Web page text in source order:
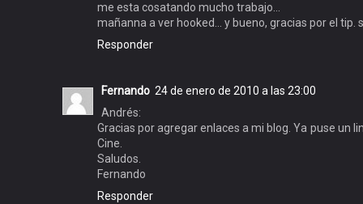
me esta cosatando mucho trabajo...
mañanna a ver hooked... y bueno, gracias por el tip.
Responder
Fernando 24 de enero de 2010 a las 23:00
Andrés:
Gracias por agregar enlaces a mi blog. Ya puse un
Cine.
Saludos.
Fernando
Responder